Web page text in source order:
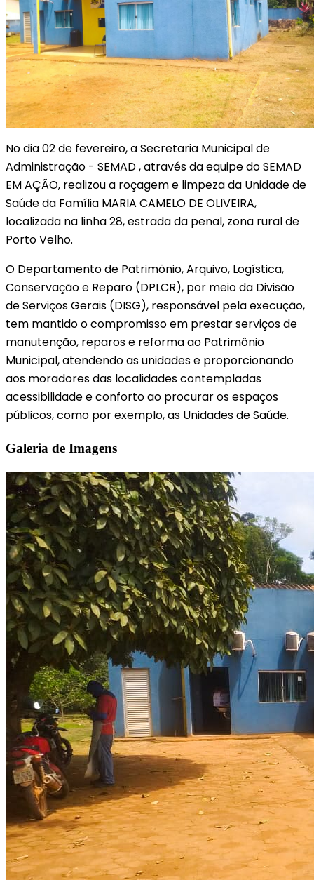
No dia 02 de fevereiro, a Secretaria Municipal de
Administração - SEMAD , através da equipe do SEMAD
EM AÇÃO, realizou a roçagem e limpeza da Unidade de
Saúde da Família MARIA CAMELO DE OLIVEIRA,
localizada na linha 28, estrada da penal, zona rural de
Porto Velho.
O Departamento de Patrimônio, Arquivo, Logística,
Conservação e Reparo (DPLCR), por meio da Divisão
de Serviços Gerais (DISG), responsável pela execução,
tem mantido o compromisso em prestar serviços de
manutenção, reparos e reforma ao Patrimônio
Municipal, atendendo as unidades e proporcionando
aos moradores das localidades contempladas
acessibilidade e conforto ao procurar os espaços
públicos, como por exemplo, as Unidades de Saúde.
Galeria de Imagens